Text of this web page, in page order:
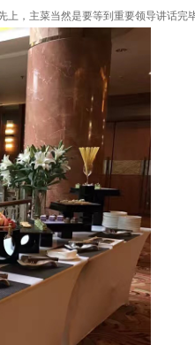
，主菜当然是要等到重要领导讲话完